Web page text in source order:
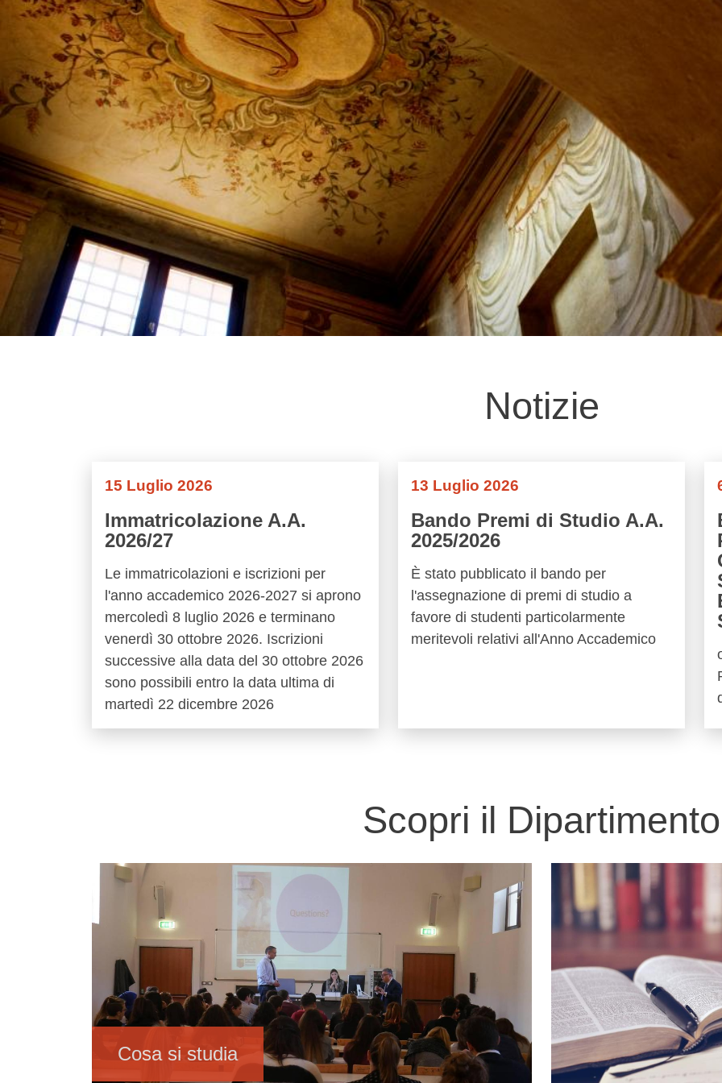
Notizie
15 Luglio 2026
Immatricolazione A.A.
2026/27
Le immatricolazioni e iscrizioni per
l'anno accademico 2026-2027 si aprono
mercoledì 8 luglio 2026 e terminano
venerdì 30 ottobre 2026. Iscrizioni
successive alla data del 30 ottobre 2026
sono possibili entro la data ultima di
martedì 22 dicembre 2026
13 Luglio 2026
Bando Premi di Studio A.A.
2025/2026
È stato pubblicato il bando per
l'assegnazione di premi di studio a
favore di studenti particolarmente
meritevoli relativi all'Anno Accademico
Scopri il Dipartimento
Immagine
Cosa si studia